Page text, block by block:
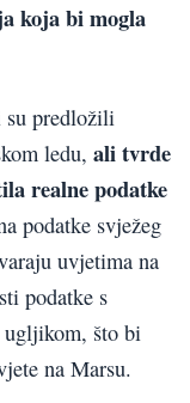
koja bi mogla
su predložili
ledu, ali tvrde
realne podatke
podatke svježeg
uvjetima na
podatke s
ugljikom, što bi
na Marsu.